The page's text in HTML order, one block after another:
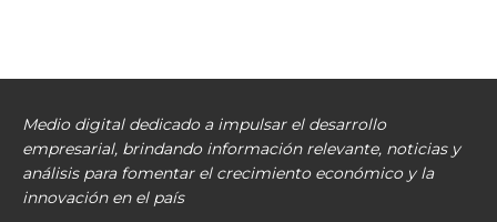
Medio digital dedicado a impulsar el desarrollo
empresarial, brindando información relevante, noticias y
análisis para fomentar el crecimiento económico y la
innovación en el país